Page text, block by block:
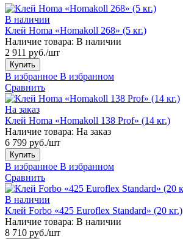
В наличии
Клей Homa «Homakoll 268» (5 кг.)
Наличие товара: В наличии
2 911 руб./шт
Купить
В избранное В избранном
Сравнить
На заказ
Клей Homa «Homakoll 138 Prof» (14 кг.)
Наличие товара: На заказ
6 799 руб./шт
Купить
В избранное В избранном
Сравнить
В наличии
Клей Forbo «425 Euroflex Standard» (20 кг.)
Наличие товара: В наличии
8 710 руб./шт